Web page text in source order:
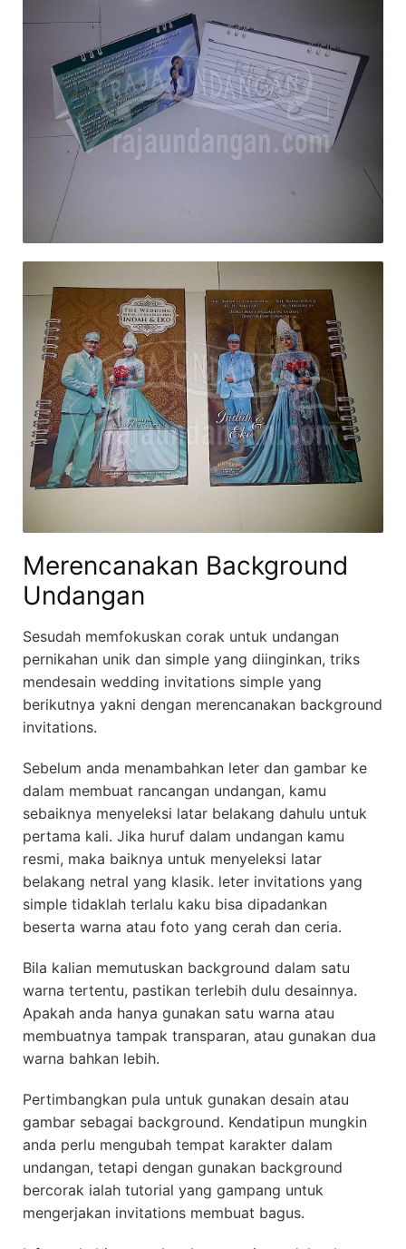
Merencanakan Background
Undangan
Sesudah memfokuskan corak untuk undangan
pernikahan unik dan simple yang diinginkan, triks
mendesain wedding invitations simple yang
berikutnya yakni dengan merencanakan background
invitations.
Sebelum anda menambahkan leter dan gambar ke
dalam membuat rancangan undangan, kamu
sebaiknya menyeleksi latar belakang dahulu untuk
pertama kali. Jika huruf dalam undangan kamu
resmi, maka baiknya untuk menyeleksi latar
belakang netral yang klasik. leter invitations yang
simple tidaklah terlalu kaku bisa dipadankan
beserta warna atau foto yang cerah dan ceria.
Bila kalian memutuskan background dalam satu
warna tertentu, pastikan terlebih dulu desainnya.
Apakah anda hanya gunakan satu warna atau
membuatnya tampak transparan, atau gunakan dua
warna bahkan lebih.
Pertimbangkan pula untuk gunakan desain atau
gambar sebagai background. Kendatipun mungkin
anda perlu mengubah tempat karakter dalam
undangan, tetapi dengan gunakan background
bercorak ialah tutorial yang gampang untuk
mengerjakan invitations membuat bagus.